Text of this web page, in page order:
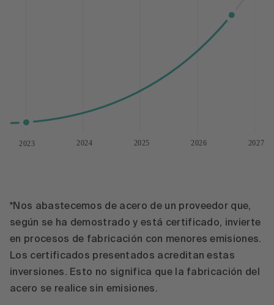
2023 2024 2025 2026 2027
*Nos abastecemos de acero de un proveedor que,
según se ha demostrado y está certificado, invierte
en procesos de fabricación con menores emisiones.
Los certificados presentados acreditan estas
inversiones. Esto no significa que la fabricación del
acero se realice sin emisiones.